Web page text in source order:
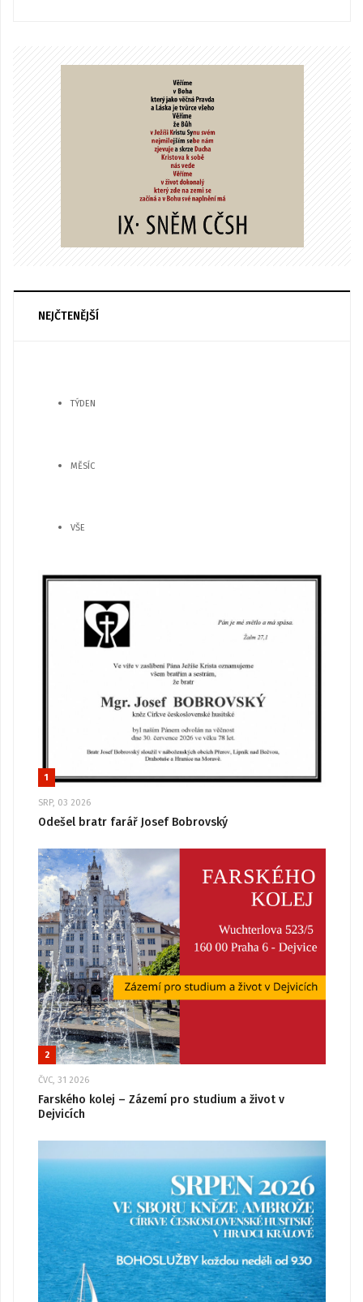
NEJČTENĚJŠÍ
TÝDEN
MĚSÍC
VŠE
1
SRP, 03 2026
Odešel bratr farář Josef Bobrovský
2
ČVC, 31 2026
Farského kolej – Zázemí pro studium a život v
Dejvicích